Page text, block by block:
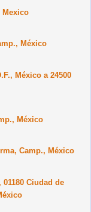
Mexico
México
México a 24500
México
Camp., México
Ciudad de